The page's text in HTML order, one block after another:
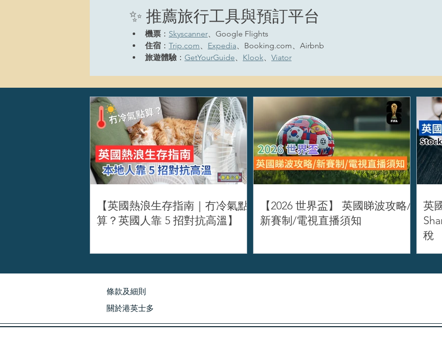
✨ 推薦旅行工具與預訂平台
機票 ： Skyscanner 、Google Flights
住宿 ： Trip.com Expedia 、Booking.com、Airbnb
旅遊體驗 ： GetYourGuide Klook Viator
【英國熱浪生存指南｜冇冷氣點
算？英國人靠 5 招對抗高溫】
【2026 世界盃】 英國睇波攻略/
新賽制/電視直播須知
英
稅
​條款及細則
關於港英士多